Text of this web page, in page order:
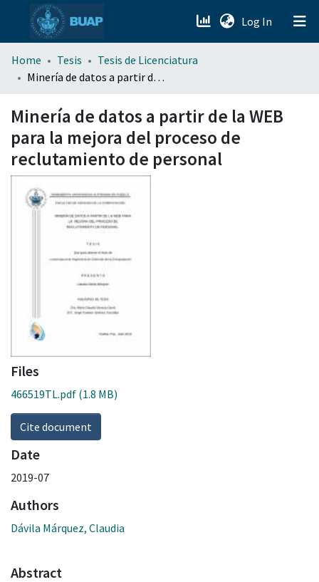
Log In (current)
menu.section.about_menu
Home Tesis
Tesis de Licenciatura
Minería de datos a partir de la WEB para la mejora del proceso de reclutamiento de personal
Minería de datos a partir de la WEB
para la mejora del proceso de
reclutamiento de personal
Files
466519TL.pdf (1.8 MB)
Cite document
Date
2019-07
Authors
Dávila Márquez, Claudia
Abstract